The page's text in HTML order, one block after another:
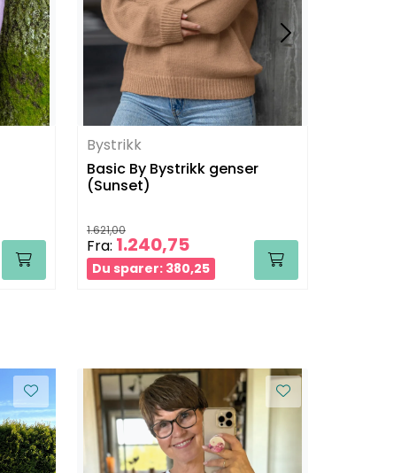
Bystrikk
Basic By Bystrikk genser
(Sunset)
1.621,00
Fra: 1.240,75
Du sparer: 380,25